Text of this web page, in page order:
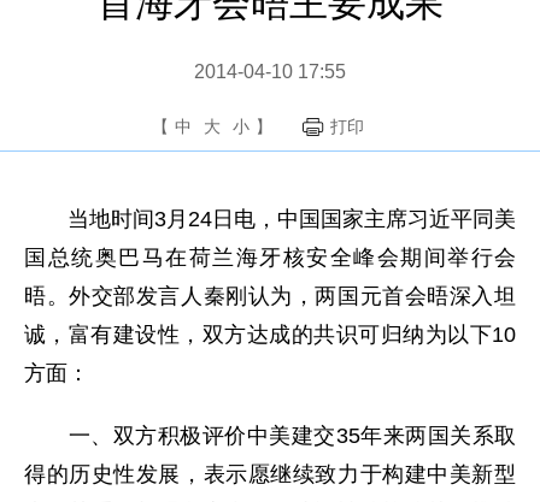
2014-04-10 17:55
【 中 大 小 】 打印
当地时间3月24日电，中国国家主席习近平同美
国总统奥巴马在荷兰海牙核安全峰会期间举行会
晤。外交部发言人秦刚认为，两国元首会晤深入坦
诚，富有建设性，双方达成的共识可归纳为以下10
方面：
一、双方积极评价中美建交35年来两国关系取
得的历史性发展，表示愿继续致力于构建中美新型